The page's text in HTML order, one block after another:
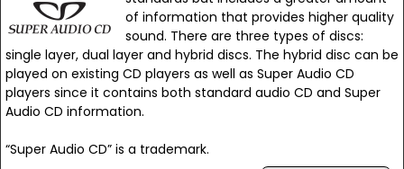
of information that provides higher quality
sound. There are three types of discs:
single layer, dual layer and hybrid discs. The hybrid disc can be
played on existing CD players as well as Super Audio CD
players since it contains both standard audio CD and Super
Audio CD information.
“Super Audio CD” is a trademark.